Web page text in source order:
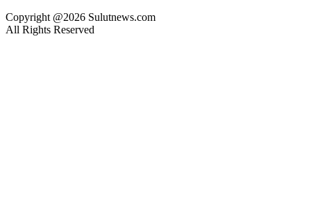
Copyright @2026 Sulutnews.com
All Rights Reserved